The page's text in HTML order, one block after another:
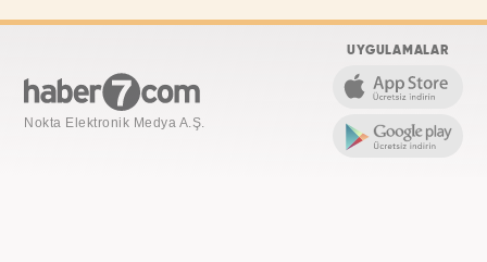
Nokta Elektronik Medya A.Ş.
UYGULAMALAR